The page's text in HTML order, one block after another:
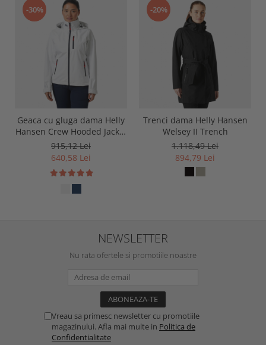
-30%
Geaca cu gluga dama Helly
Hansen Crew Hooded Jacket
2.0
915,12 Lei
640,58 Lei
-20%
Trenci dama Helly Hansen
Welsey II Trench
1.118,49 Lei
894,79 Lei
NEWSLETTER
Nu rata ofertele si promotiile noastre
Vreau sa primesc newsletter cu promotiile
magazinului. Afla mai multe in Politica de
Confidentialitate